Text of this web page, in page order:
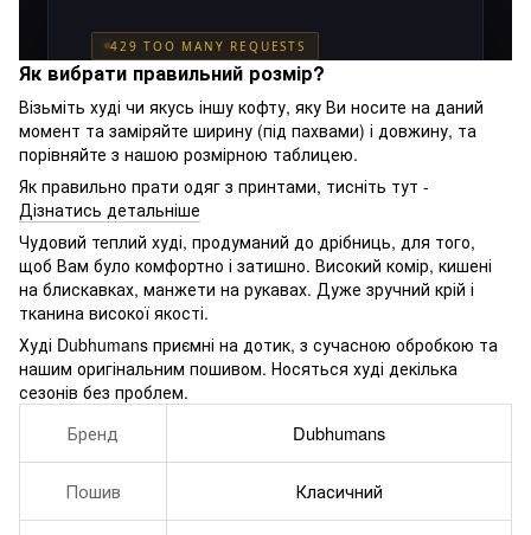
Як вибрати правильний розмір?
Візьміть худі чи якусь іншу кофту, яку Ви носите на даний
момент та заміряйте ширину (під пахвами) і довжину, та
порівняйте з нашою розмірною таблицею.
Як правильно прати одяг з принтами, тисніть тут -
Дізнатись детальніше
Чудовий теплий худі, продуманий до дрібниць, для того,
щоб Вам було комфортно і затишно. Високий комір, кишені
на блискавках, манжети на рукавах. Дуже зручний крій і
тканина високої якості.
Худі Dubhumans приємні на дотик, з сучасною обробкою та
нашим оригінальним пошивом. Носяться худі декілька
сезонів без проблем.
Бренд Dubhumans
Пошив Класичний